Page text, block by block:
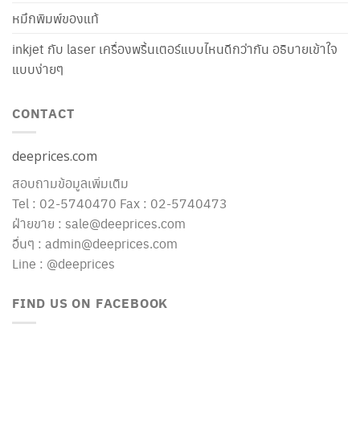
หมึกพิมพ์ของแท้
inkjet กับ laser เครื่องพริ้นเตอร์แบบไหนดีกว่ากัน อธิบายเข้าใจ
แบบง่ายๆ
CONTACT
deeprices.com
สอบถามข้อมูลเพิ่มเติม
Tel : 02-5740470 Fax : 02-5740473
ฝ่ายขาย : sale@deeprices.com
อื่นๆ : admin@deeprices.com
Line : @deeprices
FIND US ON FACEBOOK